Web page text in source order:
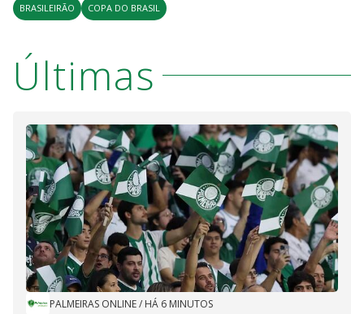
BRASILEIRÃO
COPA DO BRASIL
Últimas
PALMEIRAS ONLINE/ HÁ 6 MINUTOS